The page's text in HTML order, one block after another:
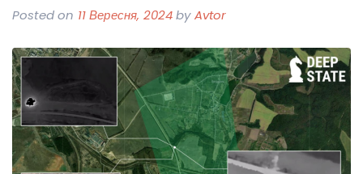
Posted on 11 Вересня, 2024byAvtor